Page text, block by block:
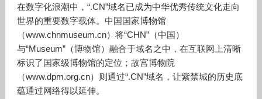
在数字化浪潮中， “.CN”域名已成为中华优秀传统文化走向
世界的重要数字载体。中国国家博物馆
（www.chnmuseum.cn）将“CHN”（中国）
与“Museum”（博物馆）融合于域名之中，在互联网上清晰
标识了国家级博物馆的定位；故宫博物院
（www.dpm.org.cn）则通过“.CN”域名，让紫禁城的历史底
蕴通过网络得以延伸。